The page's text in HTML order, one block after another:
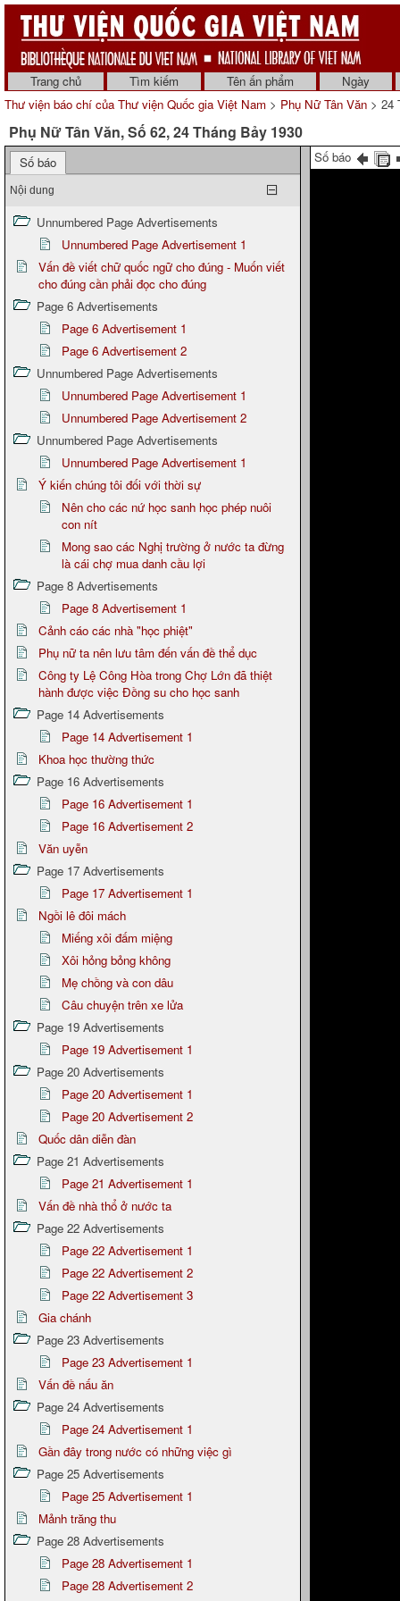
Trang chủ Tìm kiếm Tên ấn phẩm
Ngày
Thư viện báo chí của Thư viện Quốc gia Việt Nam > Phụ Nữ Tân Văn > 24
Phụ Nữ Tân Văn, Số 62, 24 Tháng Bảy 1930
Số báo
Nội dung
Unnumbered Page Advertisements
Unnumbered Page Advertisement 1
Vấn đề viết chữ quốc ngữ cho đúng - Muốn viết
cho đúng cần phải đọc cho đúng
Page 6 Advertisements
Page 6 Advertisement 1
Page 6 Advertisement 2
Unnumbered Page Advertisements
Unnumbered Page Advertisement 1
Unnumbered Page Advertisement 2
Unnumbered Page Advertisements
Unnumbered Page Advertisement 1
Ý kiến chúng tôi đối với thời sự
Nên cho các nứ học sanh học phép nuôi
con nít
Mong sao các Nghị trường ở nước ta đừng
là cái chợ mua danh cầu lợi
Page 8 Advertisements
Page 8 Advertisement 1
Cảnh cáo các nhà "học phiệt"
Phụ nữ ta nên lưu tâm đến vấn đề thể dục
Công ty Lệ Công Hòa trong Chợ Lớn đã thiệt
hành được việc Đồng su cho học sanh
Page 14 Advertisements
Page 14 Advertisement 1
Khoa học thường thức
Page 16 Advertisements
Page 16 Advertisement 1
Page 16 Advertisement 2
Văn uyễn
Page 17 Advertisements
Page 17 Advertisement 1
Ngồi lê đôi mách
Miếng xôi đấm miệng
Xôi hỏng bỏng không
Mẹ chồng và con dâu
Câu chuyện trên xe lửa
Page 19 Advertisements
Page 19 Advertisement 1
Page 20 Advertisements
Page 20 Advertisement 1
Page 20 Advertisement 2
Quốc dân diễn đàn
Page 21 Advertisements
Page 21 Advertisement 1
Vấn đề nhà thổ ở nước ta
Page 22 Advertisements
Page 22 Advertisement 1
Page 22 Advertisement 2
Page 22 Advertisement 3
Gia chánh
Page 23 Advertisements
Page 23 Advertisement 1
Vấn đề nấu ăn
Page 24 Advertisements
Page 24 Advertisement 1
Gần đây trong nước có những việc gì
Page 25 Advertisements
Page 25 Advertisement 1
Mảnh trăng thu
Page 28 Advertisements
Page 28 Advertisement 1
Page 28 Advertisement 2
Số báo